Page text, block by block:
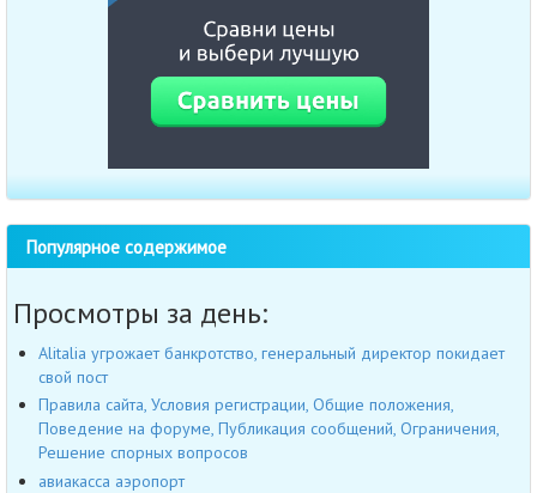
Популярное содержимое
Просмотры за день:
Alitalia угрожает банкротство, генеральный директор покидает
свой пост
Правила сайта, Условия регистрации, Общие положения,
Поведение на форуме, Публикация сообщений, Ограничения,
Решение спорных вопросов
авиакасса аэропорт